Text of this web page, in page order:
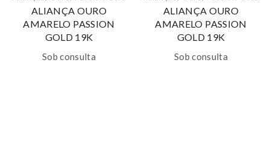
ALIANÇA OURO
AMARELO PASSION
GOLD 19K
Sob consulta
ALIANÇA OURO
AMARELO PASSION
GOLD 19K
Sob consulta